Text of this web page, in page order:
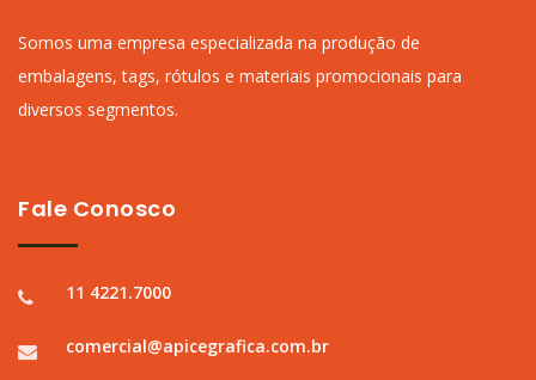
Somos uma empresa especializada na produção de
embalagens, tags, rótulos e materiais promocionais para
diversos segmentos.
Fale Conosco
11 4221.7000
comercial@apicegrafica.com.br